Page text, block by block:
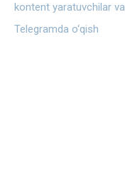
kontent yaratuvchilar
Telegramda o‘qish